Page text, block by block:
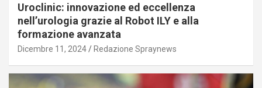
Uroclinic: innovazione ed eccellenza
nell’urologia grazie al Robot ILY e alla
formazione avanzata
Dicembre 11, 2024 Redazione Spraynews